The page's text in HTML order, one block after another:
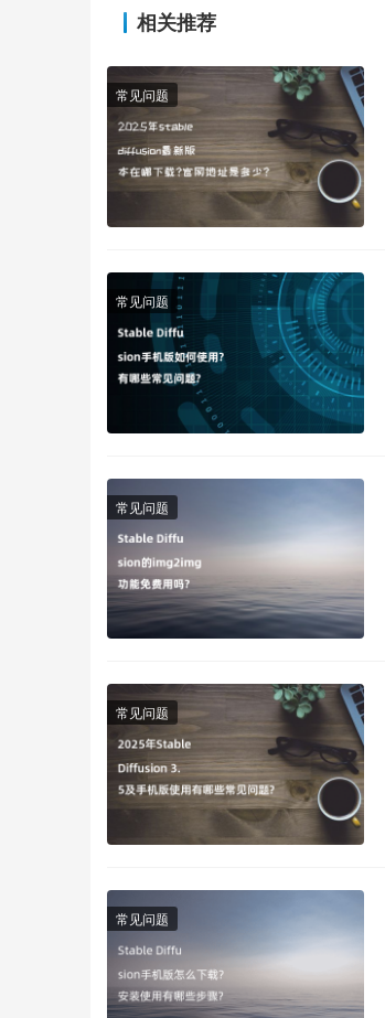
相关推荐
常见问题
常见问题
常见问题
常见问题
常见问题